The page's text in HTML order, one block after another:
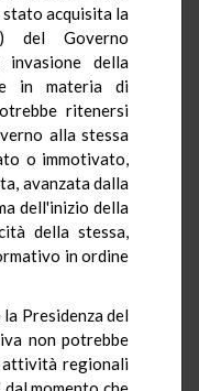
stato acquisita la
del Governo
della
in materia di
ritenersi
alla stessa
o immotivato,
avanzata dalla
dell'inizio della
della stessa,
in ordine
Presidenza del
non potrebbe
regionali